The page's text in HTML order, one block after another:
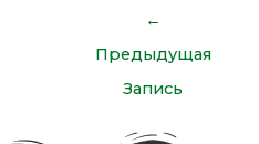
←
Предыдущая
Запись